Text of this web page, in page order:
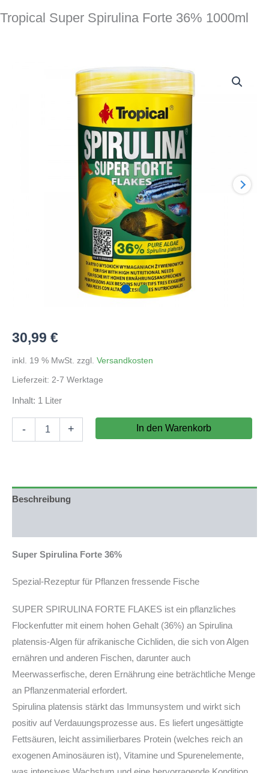
Tropical Super Spirulina Forte 36% 1000ml
30,99 €
inkl. 19 % MwSt. zzgl. Versandkosten
Lieferzeit: 2-7 Werktage
Inhalt: 1 Liter
-
Menge
+ In den Warenkorb
Beschreibung
Super Spirulina Forte 36%
Spezial-Rezeptur für Pflanzen fressende Fische
SUPER SPIRULINA FORTE FLAKES ist ein pflanzliches
Flockenfutter mit einem hohen Gehalt (36%) an Spirulina
platensis-Algen für afrikanische Cichliden, die sich von Algen
ernähren und anderen Fischen, darunter auch
Meerwasserfische, deren Ernährung eine beträchtliche Menge
an Pflanzenmaterial erfordert.
Spirulina platensis stärkt das Immunsystem und wirkt sich
positiv auf Verdauungsprozesse aus. Es liefert ungesättigte
Fettsäuren, leicht assimilierbares Protein (welches reich an
exogenen Aminosäuren ist), Vitamine und Spurenelemente,